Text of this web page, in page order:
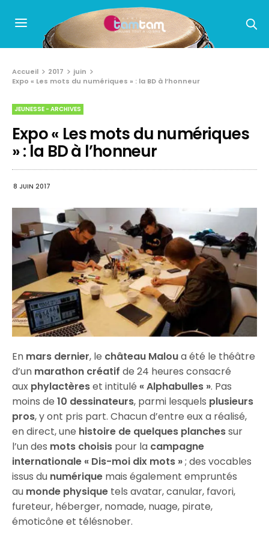
Accueil 2017
juin
Expo « Les mots du numériques » : la BD à l’honneur
JEUNESSE - ARCHIVES
Expo « Les mots du numériques
» : la BD à l’honneur
8 JUIN 2017
En mars dernier, le château Maloua été le théâtre
d’un marathon créatif de 24 heures consacré
aux phylactèreset intitulé « Alphabulles ». Pas
moins de10 dessinateurs, parmi lesquels plusieurs
pros, y ont pris part. Chacun d’entre eux a réalisé,
en direct, une histoire de quelques planchessur
l’un des mots choisis pour la campagne
internationale « Dis-moi dix mots »; des vocables
issus du numérique mais également empruntés
au monde physique tels avatar, canular, favori,
fureteur, héberger, nomade, nuage, pirate,
émoticône et télésnober.